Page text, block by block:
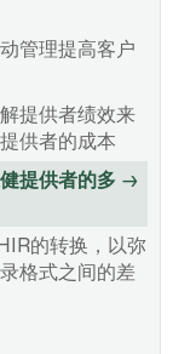
和职责
管理提高客户
提供者绩效来
供者的成本
提供者的多
的转换，以弥
格式之间的差